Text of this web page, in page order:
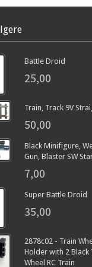
Battle Droid
25,00
Train, Track 9V
50,00
Black Minifigure,
Gun, Blaster SW
7,00
Super Battle Droid
35,00
2878c02 - Train
Holder with 2 Black
Wheel RC Train